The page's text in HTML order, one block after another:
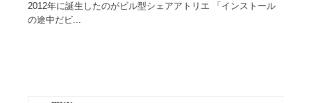
2012年に誕生したのがビル型シェアアトリエ 「インストール
の途中だビ...